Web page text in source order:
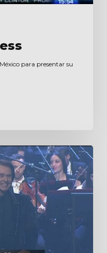
para presentar su